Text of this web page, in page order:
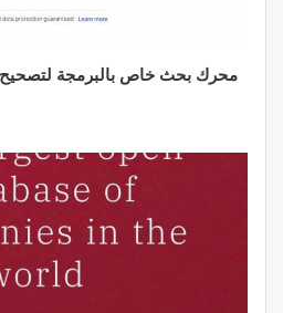
محرك بحث خاص بالبرمجة لتصحيح